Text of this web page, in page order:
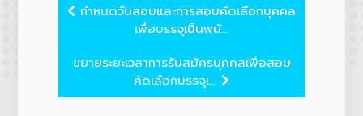
กำหนดวันสอบและการสอบคัดเลือกบุคคล
เพื่อบรรจุเป็นพนั...
ขยายระยะเวลาการรับสมัครบุคคลเพื่อสอบ
คัดเลือกบรรจุเ...